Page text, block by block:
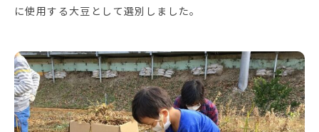
に使用する大豆として選別しました。